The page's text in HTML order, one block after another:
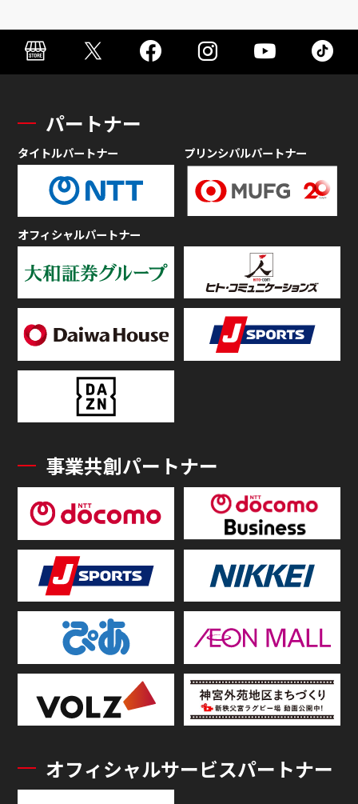
パートナー
タイトルパートナー プリンシパルパートナー
オフィシャルパートナー
事業共創パートナー
オフィシャルサービスパートナー